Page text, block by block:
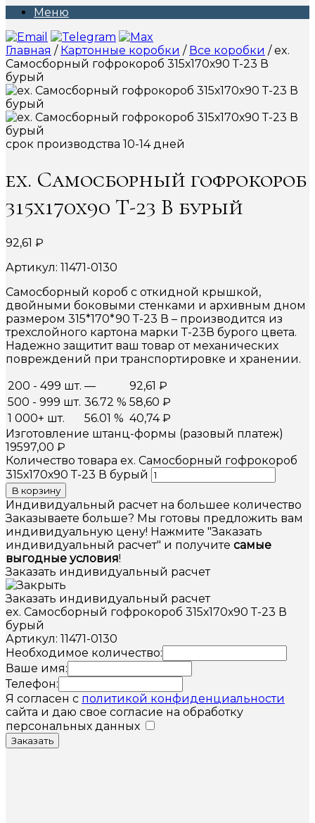
Меню
Главная / Картонные коробки / Все коробки / ex.
Самосборный гофрокороб 315х170х90 Т-23 В
бурый
срок производства 10-14 дней
ex. Самосборный гофрокороб
315х170х90 Т-23 В бурый
92,61 ₽
Артикул: 11471-0130
Самосборный короб с откидной крышкой,
двойными боковыми стенками и архивным дном
размером 315*170*90 Т-23 В – производится из
трехслойного картона марки Т-23В бурого цвета.
Надежно защитит ваш товар от механических
повреждений при транспортировке и хранении.
200 - 499 шт. — 92,61 ₽
500 - 999 шт. 36.72 % 58,60 ₽
1 000+ шт.
56.01 % 40,74₽
Изготовление штанц-формы (разовый платеж)
19597,00 ₽
Количество товара ex. Самосборный гофрокороб
315х170х90 Т-23 В бурый
В корзину
Индивидуальный расчет на большее количество
Заказываете больше? Мы готовы предложить вам
индивидуальную цену! Нажмите "Заказать
индивидуальный расчет" и получите самые
выгодные условия!
Заказать индивидуальный расчет
Заказать индивидуальный расчет
ex. Самосборный гофрокороб 315х170х90 Т-23 В
бурый
Артикул: 11471-0130
Необходимое количество:
Ваше имя:
Телефон:
Я согласен с политикой конфиденциальности
сайта и даю свое согласие на обработку
персональных данных
Заказать